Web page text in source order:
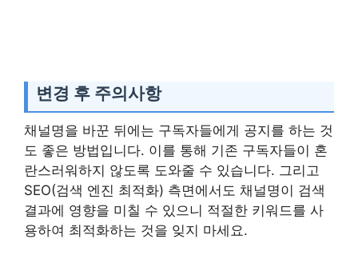
변경 후 주의사항
채널명을 바꾼 뒤에는 구독자들에게 공지를 하는 것
도 좋은 방법입니다. 이를 통해 기존 구독자들이 혼
란스러워하지 않도록 도와줄 수 있습니다. 그리고
SEO(검색 엔진 최적화) 측면에서도 채널명이 검색
결과에 영향을 미칠 수 있으니 적절한 키워드를 사
용하여 최적화하는 것을 잊지 마세요.